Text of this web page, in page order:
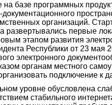
на базе программных
организаций.
развертывались первые
этапом развития
Республики от 23
электронного
органам местного
подключение к
уровне обусловлена
стабильного